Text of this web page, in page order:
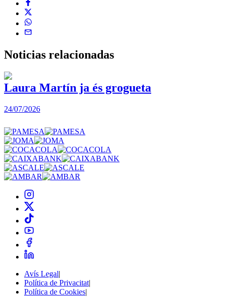
Noticias relacionadas
Laura Martín ja és grogueta
24/07/2026
Avís Legal|
Política de Privacitat|
Política de Cookies|